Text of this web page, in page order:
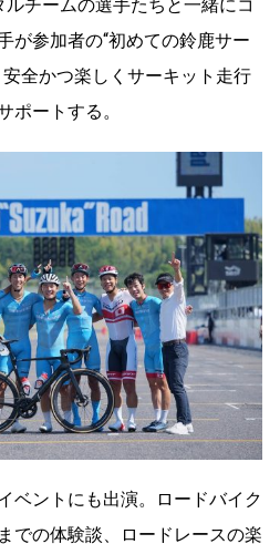
チームの選手たちと一緒にコ
が参加者の“初めての鈴鹿サー
全かつ楽しくサーキット走行
ポートする。
ベントにも出演。ロードバイク
での体験談、ロードレースの楽